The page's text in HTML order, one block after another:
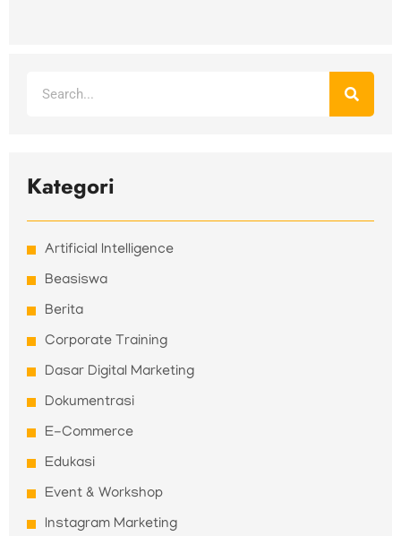
Kategori
Artificial Intelligence
Beasiswa
Berita
Corporate Training
Dasar Digital Marketing
Dokumentrasi
E-Commerce
Edukasi
Event & Workshop
Instagram Marketing